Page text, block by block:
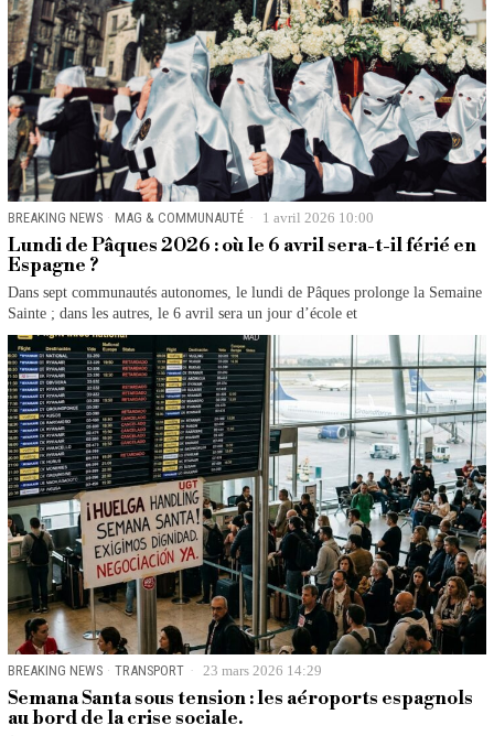
BREAKING NEWS · MAG & COMMUNAUTÉ 1 avril 2026 10:00
Lundi de Pâques 2026 : où le 6 avril sera-t-il férié en
Espagne ?
Dans sept communautés autonomes, le lundi de Pâques prolonge la Semaine
Sainte ; dans les autres, le 6 avril sera un jour d’école et
BREAKING NEWS · TRANSPORT 23 mars 2026 14:29
Semana Santa sous tension : les aéroports espagnols
au bord de la crise sociale.